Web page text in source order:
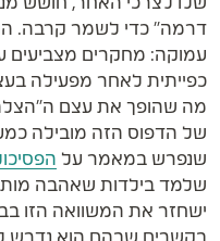
דרמה" כדי לשמר קרבה.
עמוקה: מחקרים מצביעים
כפייתית לאחר מפעילה
מה שהופך את עצם
של הדפוס הזה מובילה
שנפרש במאמר על
שלמד בילדות שאהבה
ישחזר את המשוואה הזו